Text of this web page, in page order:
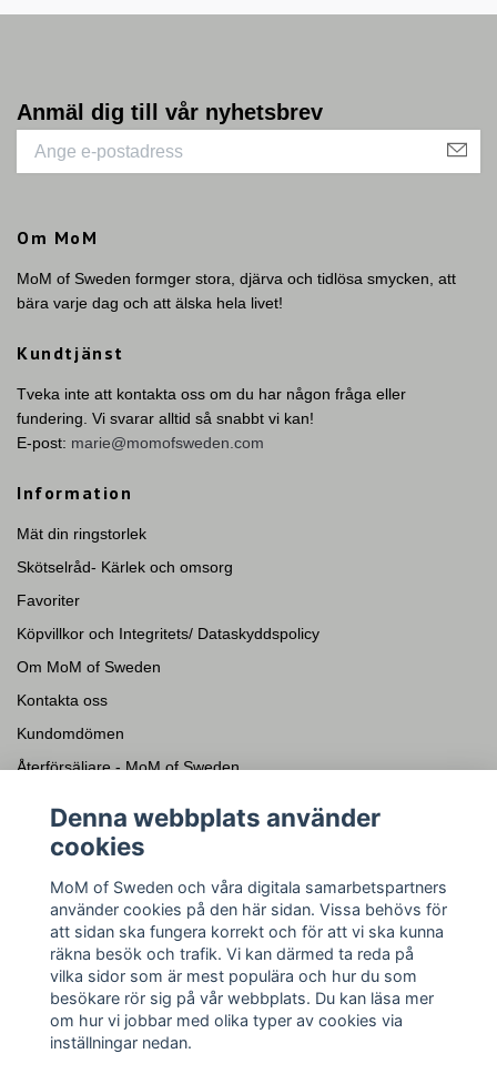
Anmäl dig till vår nyhetsbrev
Om MoM
MoM of Sweden formger stora, djärva och tidlösa smycken, att
bära varje dag och att älska hela livet!
Kundtjänst
Tveka inte att kontakta oss om du har någon fråga eller
fundering. Vi svarar alltid så snabbt vi kan!
E-post: marie@momofsweden.com
Information
Mät din ringstorlek
Skötselråd- Kärlek och omsorg
Favoriter
Köpvillkor och Integritets/ Dataskyddspolicy
Om MoM of Sweden
Kontakta oss
Kundomdömen
Återförsäljare - MoM of Sweden
Sociala medier
Facebook
Instagram
YouTube
Pinterest
Denna webbplats använder
cookies
MoM of Sweden och våra digitala samarbetspartners
använder cookies på den här sidan. Vissa behövs för
att sidan ska fungera korrekt och för att vi ska kunna
räkna besök och trafik. Vi kan därmed ta reda på
vilka sidor som är mest populära och hur du som
besökare rör sig på vår webbplats. Du kan läsa mer
om hur vi jobbar med olika typer av cookies via
inställningar nedan.